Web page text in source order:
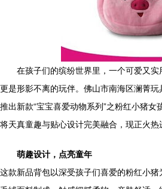
在孩子们的缤纷世界里，一个可爱又实
更是形影不离的玩伴。佛山市南海区澜菁
推出新款“宝宝喜爱动物系列”之粉红小猪女
将天真童趣与贴心设计完美融合，现正火热
萌趣设计，点亮童年
这款新品背包以深受孩子们喜爱的粉红小